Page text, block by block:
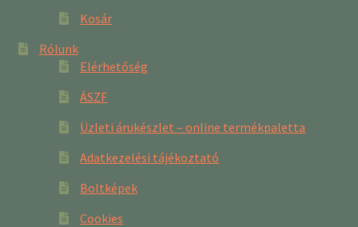
Kosár
Rólunk
Elérhetőség
ÁSZF
Üzleti árukészlet – online termékpaletta
Adatkezelési tájékoztató
Boltképek
Cookies